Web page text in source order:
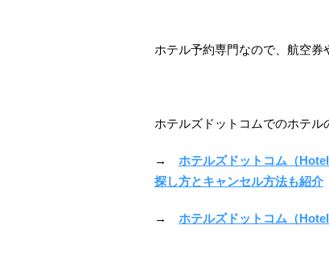
ホテル予約専門なので、航空券
ホテルズドットコムでのホテル
→ ホテルズドットコム（
探し方とキャンセル方法も紹介
→ ホテルズドットコム（